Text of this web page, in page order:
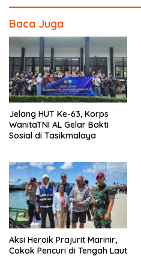
Baca Juga
Jelang HUT Ke-63, Korps
WanitaTNI AL Gelar Bakti
Sosial di Tasikmalaya
Aksi Heroik Prajurit Marinir,
Cokok Pencuri di Tengah Laut